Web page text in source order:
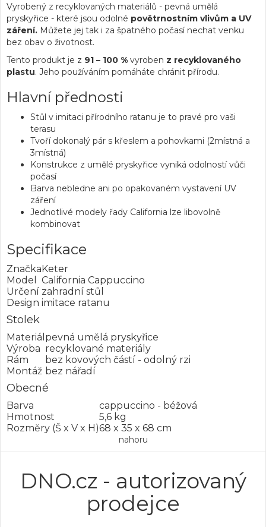
Vyrobený z recyklovaných materiálů - pevná umělá
pryskyřice - které jsou odolné povětrnostním vlivům a UV
záření. Můžete jej tak i za špatného počasí nechat venku
bez obav o životnost.
Tento produkt je z 91 – 100 % vyroben z recyklovaného
plastu. Jeho používáním pomáháte chránit přírodu.
Hlavní přednosti
Stůl v imitaci přírodního ratanu je to pravé pro vaši
terasu
Tvoří dokonalý pár s křeslem a pohovkami (2místná a
3místná)
Konstrukce z umělé pryskyřice vyniká odolností vůči
počasí
Barva nebledne ani po opakovaném vystavení UV
záření
Jednotlivé modely řady California lze libovolně
kombinovat
Specifikace
ZnačkaKeter
Model
California Cappuccino
Určení zahradní stůl
Design imitace ratanu
Stolek
Materiál pevná umělá pryskyřice
Výroba recyklované materiály
Rám
bez kovových částí - odolný rzi
Montáž bez nářadí
Obecné
Barva
cappuccino - béžová
Hmotnost
5,6 kg
Rozměry (Š x V x H)68 x 35 x 68 cm
nahoru
DNO.cz - autorizovaný
prodejce